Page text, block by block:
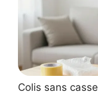
Colis sans casse